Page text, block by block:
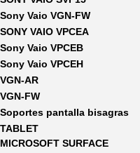
Sony Vaio VGN-FW
SONY VAIO VPCEA
Sony Vaio VPCEB
Sony Vaio VPCEH
VGN-AR
VGN-FW
Soportes pantalla bisagras
TABLET
MICROSOFT SURFACE